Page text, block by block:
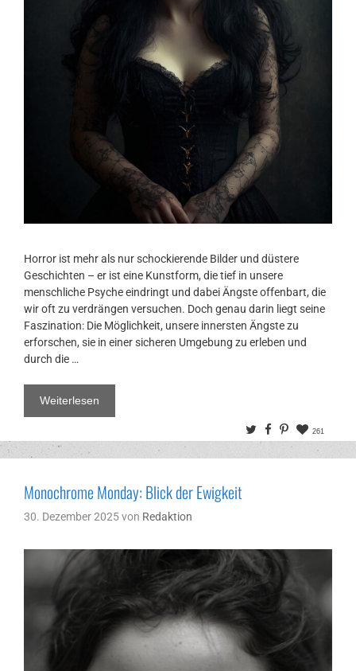
Horror ist mehr als nur schockierende Bilder und düstere
Geschichten – er ist eine Kunstform, die tief in unsere
menschliche Psyche eindringt und dabei Ängste offenbart, die
wir oft zu verdrängen versuchen. Doch genau darin liegt seine
Faszination: Die Möglichkeit, unsere innersten Ängste zu
erforschen, sie in einer sicheren Umgebung zu erleben und
durch die …
Weiterlesen
TwitterFacebook
Pinterest
261
Monochrome Monday: Blick der Ewigkeit
30. Dezember 2025von Redaktion